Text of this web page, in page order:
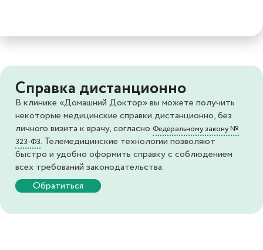
Справка дистанционно
В клинике «Домашний Доктор» вы можете получить
некоторые медицинские справки дистанционно, без
личного визита к врачу, согласно Федеральному закону №
323-ФЗ. Телемедицинские технологии позволяют
быстро и удобно оформить справку с соблюдением
всех требований законодательства.
Обратиться